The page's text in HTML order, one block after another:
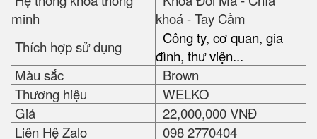
minh
khoá - Tay Cầm
Thích hợp sử dụng
Công ty, cơ quan, gia
đình, thư viện...
Màu sắc
Brown
Thương hiệu
WELKO
Giá
22,000,000 VNĐ
Liên Hệ Zalo
098 2770404